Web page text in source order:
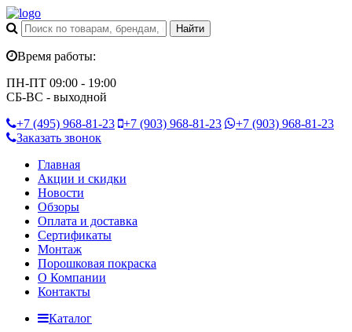
Время работы:
ПН-ПТ 09:00 - 19:00
СБ-ВС - выходной
+7 (495) 968-81-23 +7 (903) 968-81-23 +7 (903) 968-81-23
Заказать звонок
Главная
Акции и скидки
Новости
Обзоры
Оплата и доставка
Сертификаты
Монтаж
Порошковая покраска
О Компании
Контакты
Каталог